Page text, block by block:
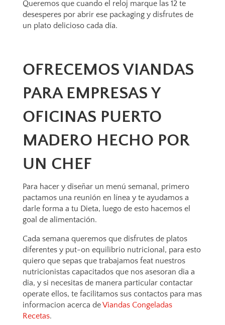
Queremos que cuando el reloj marque las 12 te
desesperes por abrir ese packaging y disfrutes de
un plato delicioso cada día.
OFRECEMOS VIANDAS
PARA EMPRESAS Y
OFICINAS PUERTO
MADERO HECHO POR
UN CHEF
Para hacer y diseñar un menú semanal, primero
pactamos una reunión en línea y te ayudamos a
darle forma a tu Dieta, luego de esto hacemos el
goal de alimentación.
Cada semana queremos que disfrutes de platos
diferentes y put-on equilibrio nutricional, para esto
quiero que sepas que trabajamos feat nuestros
nutricionistas capacitados que nos asesoran dia a
dia, y si necesitas de manera particular contactar
operate ellos, te facilitamos sus contactos para mas
informacion acerca deViandas Congeladas
Recetas.